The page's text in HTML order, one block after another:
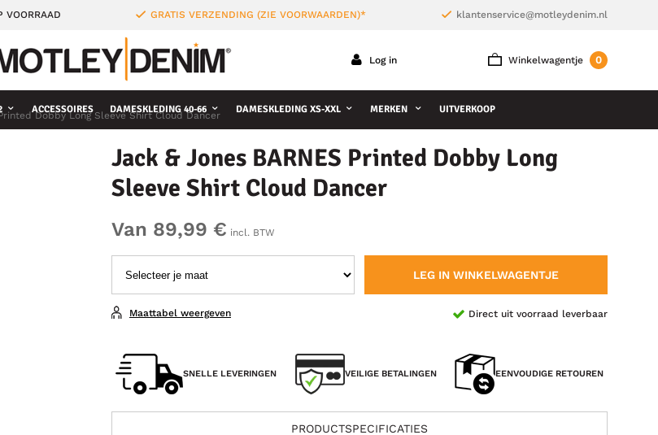
VOORRAAD GRATIS VERZENDING (ZIE VOORWAARDEN)* klantenservice@motleydenim.nl
Winkelwagentje 0
Log in
ACCESSOIRES DAMESKLEDING 40-66 DAMESKLEDING XS-XXL MERKEN UITVERKOOP
Dobby Long Sleeve Shirt Cloud Dancer
Jack & Jones BARNES Printed Dobby Long
Sleeve Shirt Cloud Dancer
Van 89,99 € incl. BTW
LEG IN WINKELWAGENTJE
Direct uit voorraad leverbaar
Maattabel weergeven
SNELLE LEVERINGEN VEILIGE BETALINGEN EENVOUDIGE RETOUREN
PRODUCTSPECIFICATIES